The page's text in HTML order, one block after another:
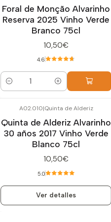
Foral de Monção Alvarinho
Reserva 2025 Vinho Verde
Branco 75cl
10,50€
4.6
Cantidad
A02.010|Quinta de Alderiz
Quinta de Alderiz Alvarinho
30 años 2017 Vinho Verde
Blanco 75cl
10,50€
5.0
Ver detalles